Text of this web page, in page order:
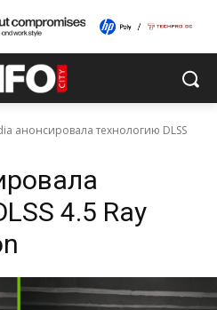
анонсировала технологию DLSS
4.5 Ray